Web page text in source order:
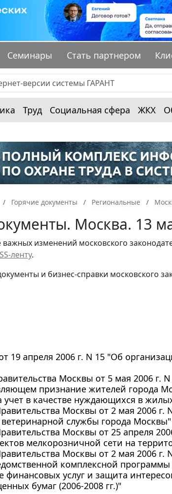
Семинары Стать партнером
Труд Социальная сфера ЖКХ
Горячие документы Региональные
Москва. 13
изменений московского
ленту.
и бизнес-справки московского
19 апреля 2006 г. N 15 "Об
Москвы от 5 мая 2006 г.
признание жителей города
учет в качестве нуждающихся в
Москвы от 2 мая 2006
ветеринарной службы города Москвы"
Москвы от 25 апреля
мелкорозничной сети на
Москвы от 2 мая 2006
комплексной программы
финансовых услуг и защита
бумаг (2006-2008 гг.)"